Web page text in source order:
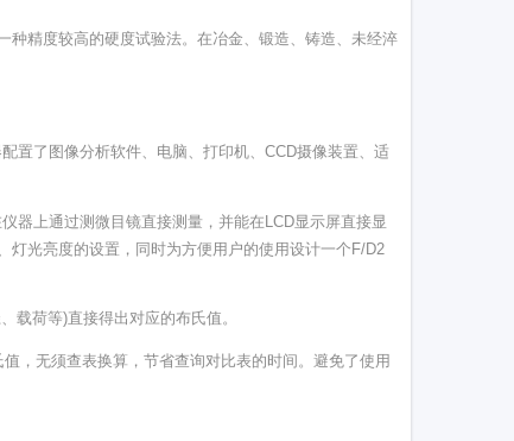
精度较高的硬度试验法。在冶金、锻造、铸造、未经淬
置了图像分析软件、电脑、打印机、CCD摄像装置、适
器上通过测微目镜直接测量，并能在LCD显示屏直接显
灯光亮度的设置，同时为方便用户的使用设计一个F/D2
载荷等)直接得出对应的布氏值。
，无须查表换算，节省查询对比表的时间。避免了使用